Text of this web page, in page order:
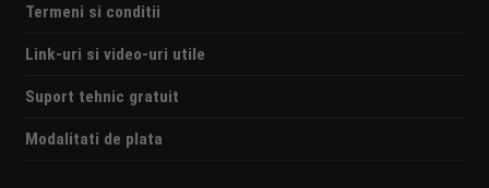
Termeni si conditii
Link-uri si video-uri utile
Suport tehnic gratuit
Modalitati de plata